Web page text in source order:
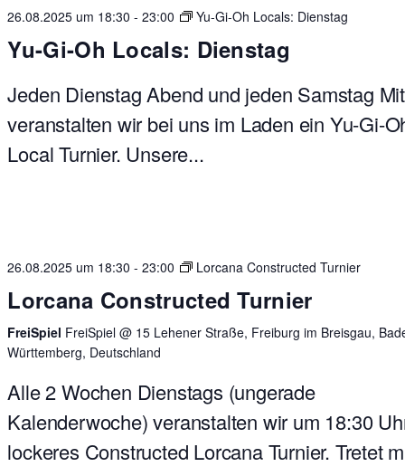
26.08.2025 um 18:30 -23:00 Yu-Gi-Oh Locals: Dienstag
Yu-Gi-Oh Locals: Dienstag
Jeden Dienstag Abend und jeden Samstag
veranstalten wir bei uns im Laden ein Yu-Gi-
Local Turnier. Unsere...
26.08.2025 um 18:30 -23:00 Lorcana Constructed Turnier
Lorcana Constructed Turnier
FreiSpiel FreiSpiel @ 15 Lehener Straße, Freiburg im Breisgau,
Württemberg, Deutschland
Alle 2 Wochen Dienstags (ungerade
Kalenderwoche) veranstalten wir um 18:30
lockeres Constructed Lorcana Turnier. Tretet